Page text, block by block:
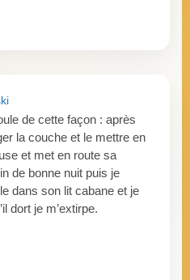
de cette façon : après
la couche et le mettre en
et met en route sa
de bonne nuit puis je
dans son lit cabane et je
dort je m’extirpe.